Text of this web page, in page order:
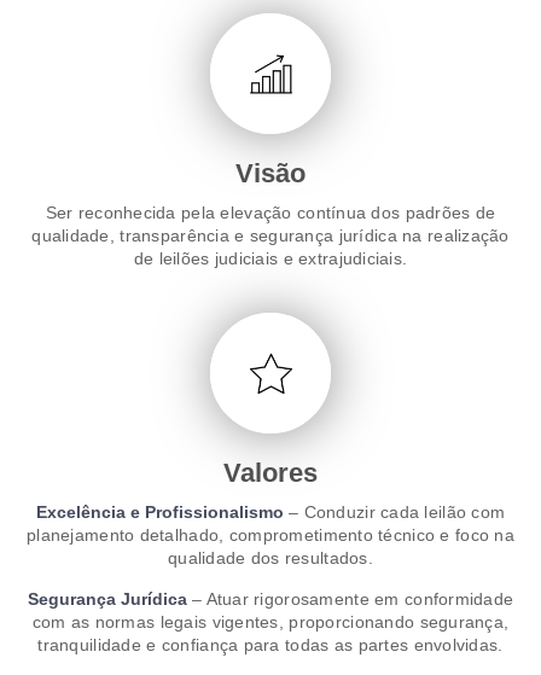
Visão
Ser reconhecida pela elevação contínua dos padrões de
qualidade, transparência e segurança jurídica na realização
de leilões judiciais e extrajudiciais.
Valores
Excelência e Profissionalismo – Conduzir cada leilão com
planejamento detalhado, comprometimento técnico e foco na
qualidade dos resultados.
Segurança Jurídica– Atuar rigorosamente em conformidade
com as normas legais vigentes, proporcionando segurança,
tranquilidade e confiança para todas as partes envolvidas.